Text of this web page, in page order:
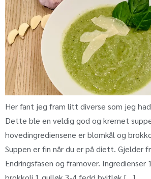
Her fant jeg fram litt diverse som jeg
Dette ble en veldig god og kremet
hovedingrediensene er blomkål og
Suppen er fin når du er på diett. Gjelder
Endringsfasen og framover.